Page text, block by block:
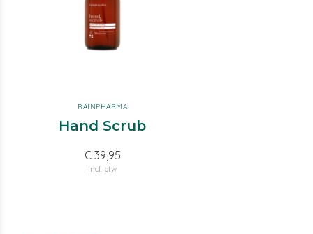
RAINPHARMA
Hand Scrub
€ 39,95
Incl. btw